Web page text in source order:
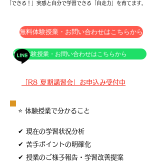
「できる！」実感と自分で学習できる「自走力」を育てます。
無料体験授業・お問い合わせはこちらから
無料体験授業・お問い合わせはこちらから
​「R8 夏期講習会」お申込み受付中
⭐ 体験授業で分かること
✔ 現在の学習状況分析
✔ 苦手ポイントの明確化
✔ 授業のご様子報告・学習改善提案